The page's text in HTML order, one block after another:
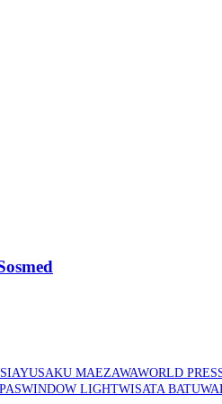
YUSAKU MAEZAWAWORLD
WINDOW LIGHTWISATA BATU